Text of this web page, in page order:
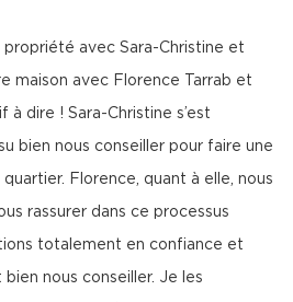
propriété avec Sara-Christine et
maison avec Florence Tarrab et
à dire ! Sara-Christine s’est
bien nous conseiller pour faire une
Florence, quant à elle, nous
rassurer dans ce processus
totalement en confiance et
bien nous conseiller. Je les